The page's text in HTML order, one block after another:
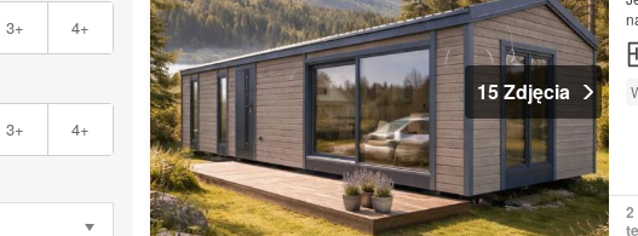
3+ 4+
3+ 4+
15 Zdjęcia
2